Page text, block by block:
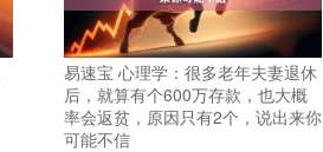
易速宝 心理学：很多老年夫妻退休
后，就算有个600万存款，也大概
率会返贫，原因只有2个，说出来你
可能不信